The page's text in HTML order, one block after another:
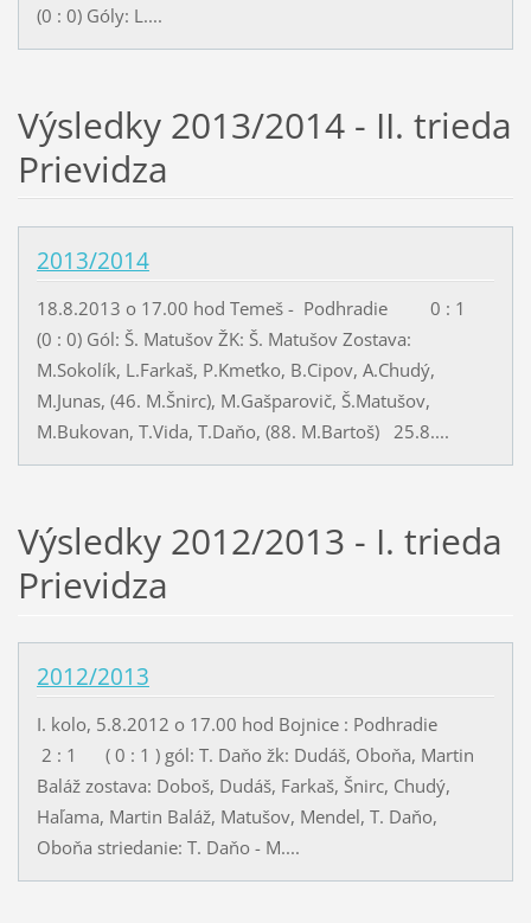
(0 : 0) Góly: L....
Výsledky 2013/2014 - II. trieda
Prievidza
2013/2014
18.8.2013 o 17.00 hod Temeš - Podhradie 0 : 1
(0 : 0) Gól: Š. Matušov ŽK: Š. Matušov Zostava:
M.Sokolík, L.Farkaš, P.Kmeťko, B.Cipov, A.Chudý,
M.Junas, (46. M.Šnirc), M.Gašparovič, Š.Matušov,
M.Bukovan, T.Vida, T.Daňo, (88. M.Bartoš) 25.8....
Výsledky 2012/2013 - I. trieda
Prievidza
2012/2013
I. kolo, 5.8.2012 o 17.00 hod Bojnice : Podhradie
2 : 1 ( 0 : 1 ) gól: T. Daňo žk: Dudáš, Oboňa, Martin
Baláž zostava: Doboš, Dudáš, Farkaš, Šnirc, Chudý,
Haľama, Martin Baláž, Matušov, Mendel, T. Daňo,
Oboňa striedanie: T. Daňo - M....